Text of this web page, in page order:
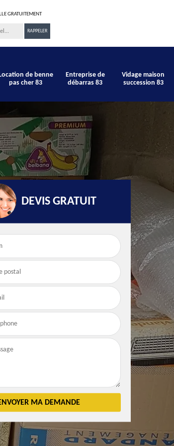
GRATUITEMENT
de benne
pas cher 83
Entreprise de
débarras 83
Vidage maison
succession 83
Débarras
83
Débarras de grenier et
cave 83
DEVIS GRATUIT